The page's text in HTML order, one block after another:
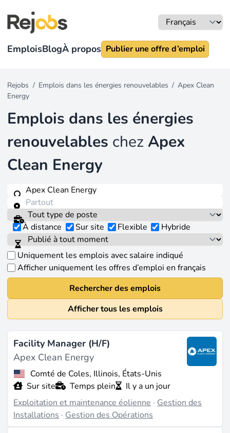
EmploisBlogÀ propos Publier une offre d’emploi
Rejobs / Emplois dans les énergies renouvelables / Apex Clean
Energy
Emplois dans les énergies
renouvelables chezApex
Clean Energy
À distance Sur site Flexible Hybride
Uniquement les emplois avec salaire indiqué
Afficher uniquement les offres d’emploi en français
Rechercher des emplois
Afficher tous les emplois
Facility Manager (H/F)
Apex Clean Energy
Comté de Coles, Illinois, États-Unis
Sur site
Temps plein
Il y a un jour
Exploitation et maintenance éolienne · Gestion des
Installations · Gestion des Opérations